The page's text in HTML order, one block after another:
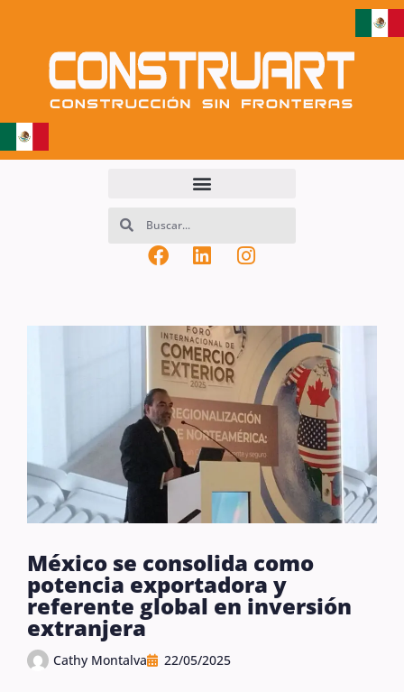
México se consolida como
potencia exportadora y
referente global en inversión
extranjera
Cathy Montalva 22/05/2025